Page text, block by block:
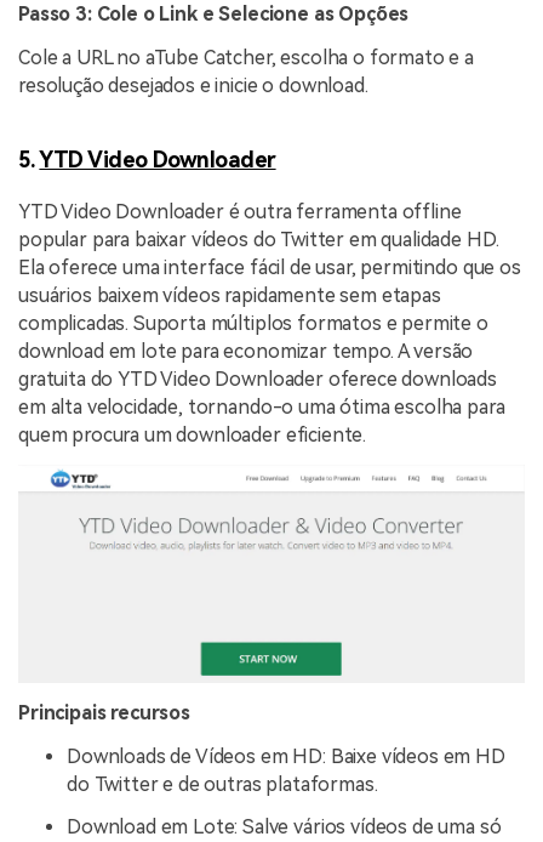
Passo 3: Cole o Link e Selecione as Opções
Cole a URL no aTube Catcher, escolha o formato e a
resolução desejados e inicie o download.
5.YTD Video Downloader
YTD Video Downloader é outra ferramenta offline
popular para baixar vídeos do Twitter em qualidade HD.
Ela oferece uma interface fácil de usar, permitindo que os
usuários baixem vídeos rapidamente sem etapas
complicadas. Suporta múltiplos formatos e permite o
download em lote para economizar tempo. A versão
gratuita do YTD Video Downloader oferece downloads
em alta velocidade, tornando-o uma ótima escolha para
quem procura um downloader eficiente.
Principais recursos
Downloads de Vídeos em HD: Baixe vídeos em HD
do Twitter e de outras plataformas.
Download em Lote: Salve vários vídeos de uma só